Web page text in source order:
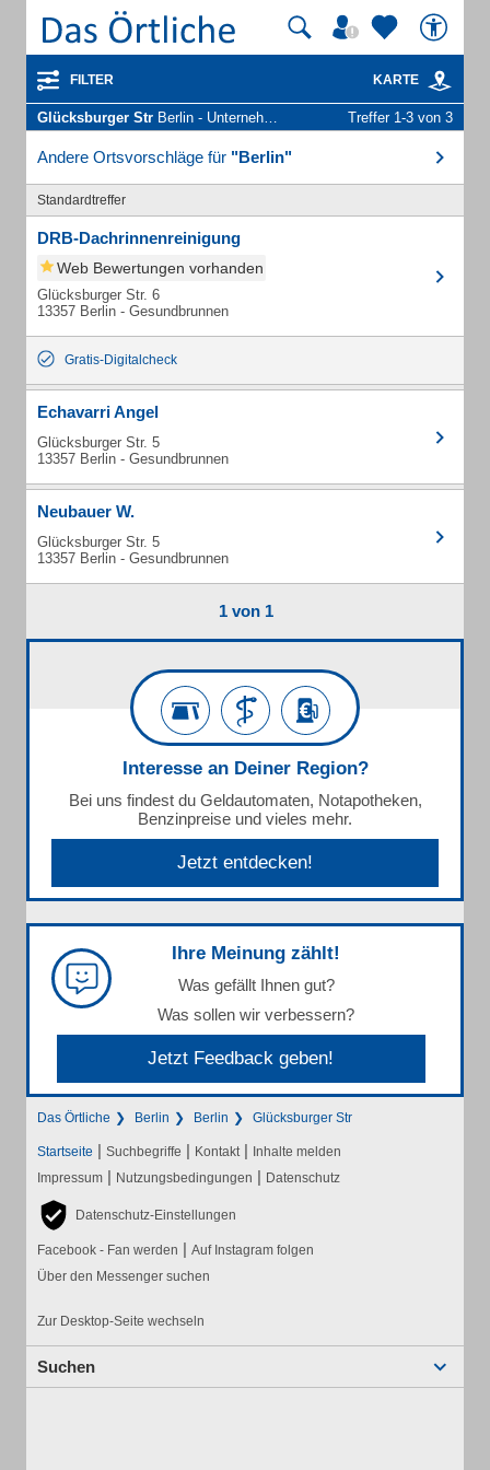
FILTER KARTE
Glücksburger Str Berlin - Unternehmen und Personen Treffer 1-3 von 3
Andere Ortsvorschläge für "Berlin"
Standardtreffer
DRB-Dachrinnenreinigung
Web Bewertungen vorhanden
Glücksburger Str. 6
13357 Berlin - Gesundbrunnen
Gratis-Digitalcheck
Echavarri Angel
Glücksburger Str. 5
13357 Berlin - Gesundbrunnen
Neubauer W.
Glücksburger Str. 5
13357 Berlin - Gesundbrunnen
1 von 1
Interesse an Deiner Region?
Bei uns findest du Geldautomaten, Notapotheken,
Benzinpreise und vieles mehr.
Jetzt entdecken!
Ihre Meinung zählt!
Was gefällt Ihnen gut?
Was sollen wir verbessern?
Jetzt Feedback geben!
Das Örtliche Berlin Berlin Glücksburger Str
Startseite | Suchbegriffe | Kontakt | Inhalte melden
Impressum | Nutzungsbedingungen | Datenschutz
Datenschutz-Einstellungen
Facebook - Fan werden | Auf Instagram folgen
Über den Messenger suchen
Zur Desktop-Seite wechseln
Suchen